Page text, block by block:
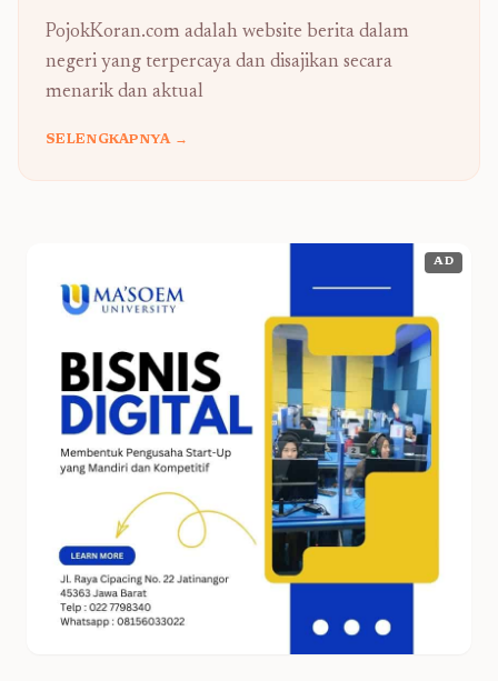
PojokKoran.com adalah website berita dalam
negeri yang terpercaya dan disajikan secara
menarik dan aktual
SELENGKAPNYA →
AD